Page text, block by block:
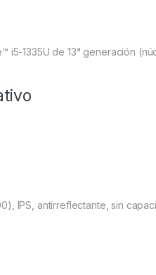
i5-1335U de 13ᵃ generación
IPS, antirreflectante, sin